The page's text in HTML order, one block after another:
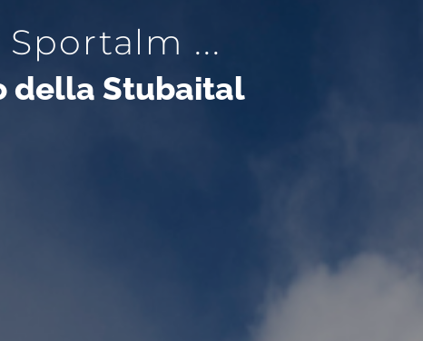
...
della Stubaital